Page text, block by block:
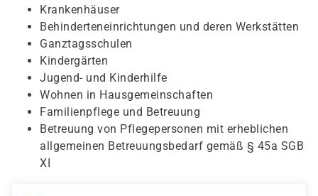
Krankenhäuser
Behinderteneinrichtungen und deren Werkstätten
Ganztagsschulen
Kindergärten
Jugend- und Kinderhilfe
Wohnen in Hausgemeinschaften
Familienpflege und Betreuung
Betreuung von Pflegepersonen mit erheblichen
allgemeinen Betreuungsbedarf gemäß § 45a SGB
XI